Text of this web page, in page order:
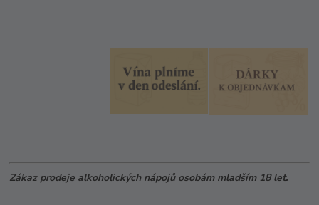
Zákaz prodeje alkoholických nápojů osobám mladším 18 let.